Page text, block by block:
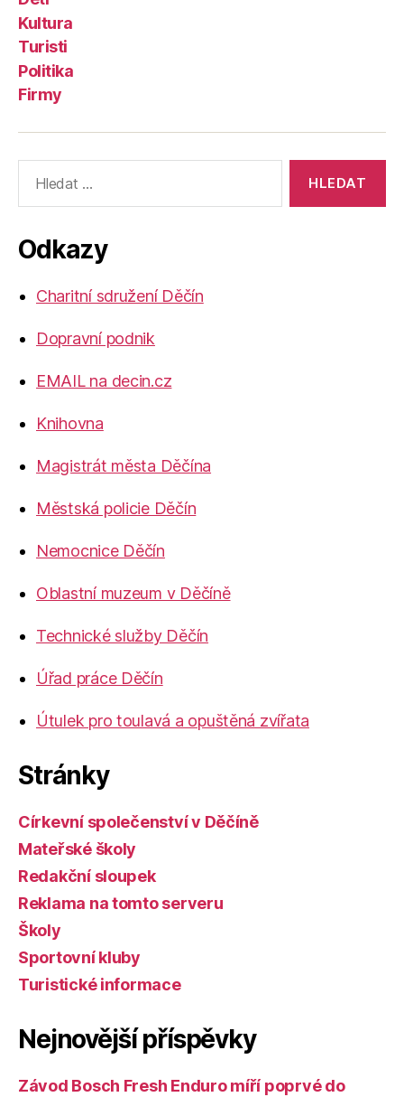
Kultura
Turisti
Politika
Firmy
vyhledávání:
Odkazy
Charitní sdružení Děčín
Dopravní podnik
EMAIL na decin.cz
Knihovna
Magistrát města Děčína
Městská policie Děčín
Nemocnice Děčín
Oblastní muzeum v Děčíně
Technické služby Děčín
Úřad práce Děčín
Útulek pro toulavá a opuštěná zvířata
Stránky
Církevní společenství v Děčíně
Mateřské školy
Redakční sloupek
Reklama na tomto serveru
Školy
Sportovní kluby
Turistické informace
Nejnovější příspěvky
Závod Bosch Fresh Enduro míří poprvé do